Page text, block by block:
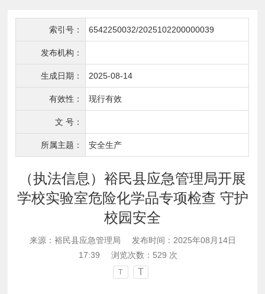
索引号： 6542250032/2025102200000039
发布机构：
生成日期： 2025-08-14
有效性： 现行有效
文 号：
所属主题： 安全生产
（执法信息）裕民县应急管理局开展
学校实验室危险化学品专项检查 守护
校园安全
来源：裕民县应急管理局
发布时间：2025年08月14日
17:39
浏览次数： 529 次
T T